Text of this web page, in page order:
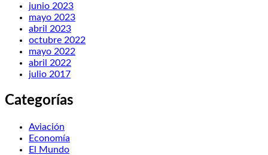
junio 2023
mayo 2023
abril 2023
octubre 2022
mayo 2022
abril 2022
julio 2017
Categorías
Aviación
Economía
El Mundo